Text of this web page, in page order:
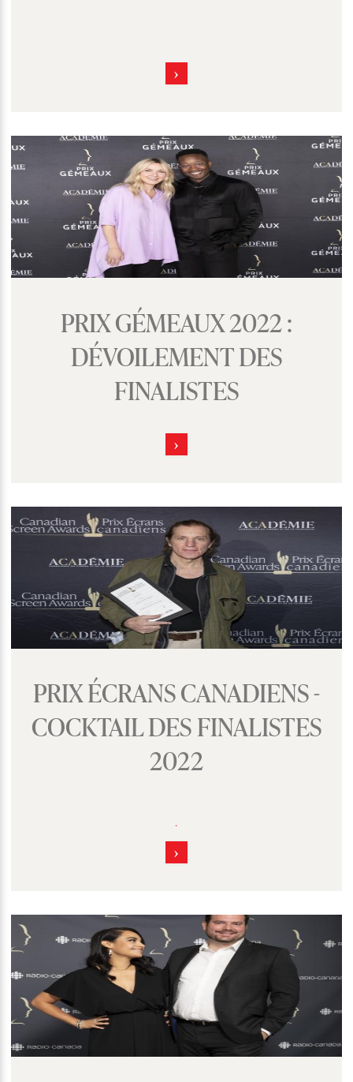
PRIX GÉMEAUX 2022 :
DÉVOILEMENT DES
FINALISTES
PRIX ÉCRANS CANADIENS -
COCKTAIL DES FINALISTES
2022
.